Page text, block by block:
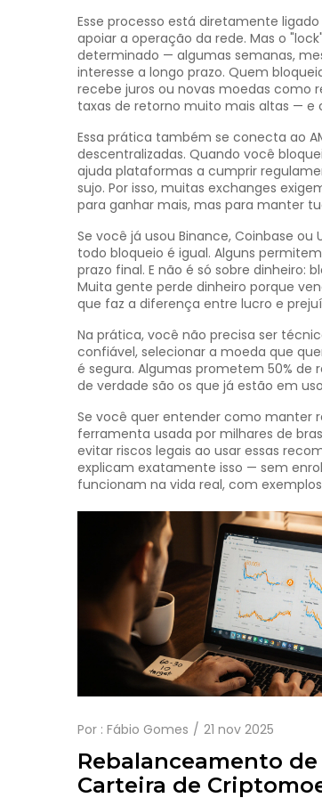
Esse processo está diretamente ligado
apoiar a operação da rede. Mas o
determinado — algumas semanas,
interesse a longo prazo. Quem
recebe juros ou novas moedas como
taxas de retorno muito mais altas — e
Essa prática também se conecta ao
descentralizadas. Quando você
ajuda plataformas a cumprir
sujo. Por isso, muitas exchanges
para ganhar mais, mas para manter
Se você já usou Binance, Coinbase
todo bloqueio é igual. Alguns
prazo final. E não é só sobre
Muita gente perde dinheiro porque
que faz a diferença entre lucro e
Na prática, você não precisa ser
confiável, selecionar a moeda que
é segura. Algumas prometem 50%
de verdade são os que já estão em
Se você quer entender como manter
ferramenta usada por milhares de
evitar riscos legais ao usar essas
explicam exatamente isso — sem
funcionam na vida real, com
Por : Fábio Gomes 21 nov 2025
Rebalanceamento de
Carteira de